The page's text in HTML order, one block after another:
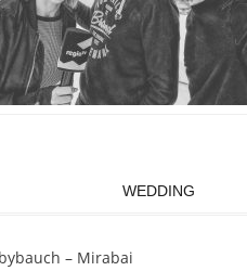
WEDDING
– Mirabai